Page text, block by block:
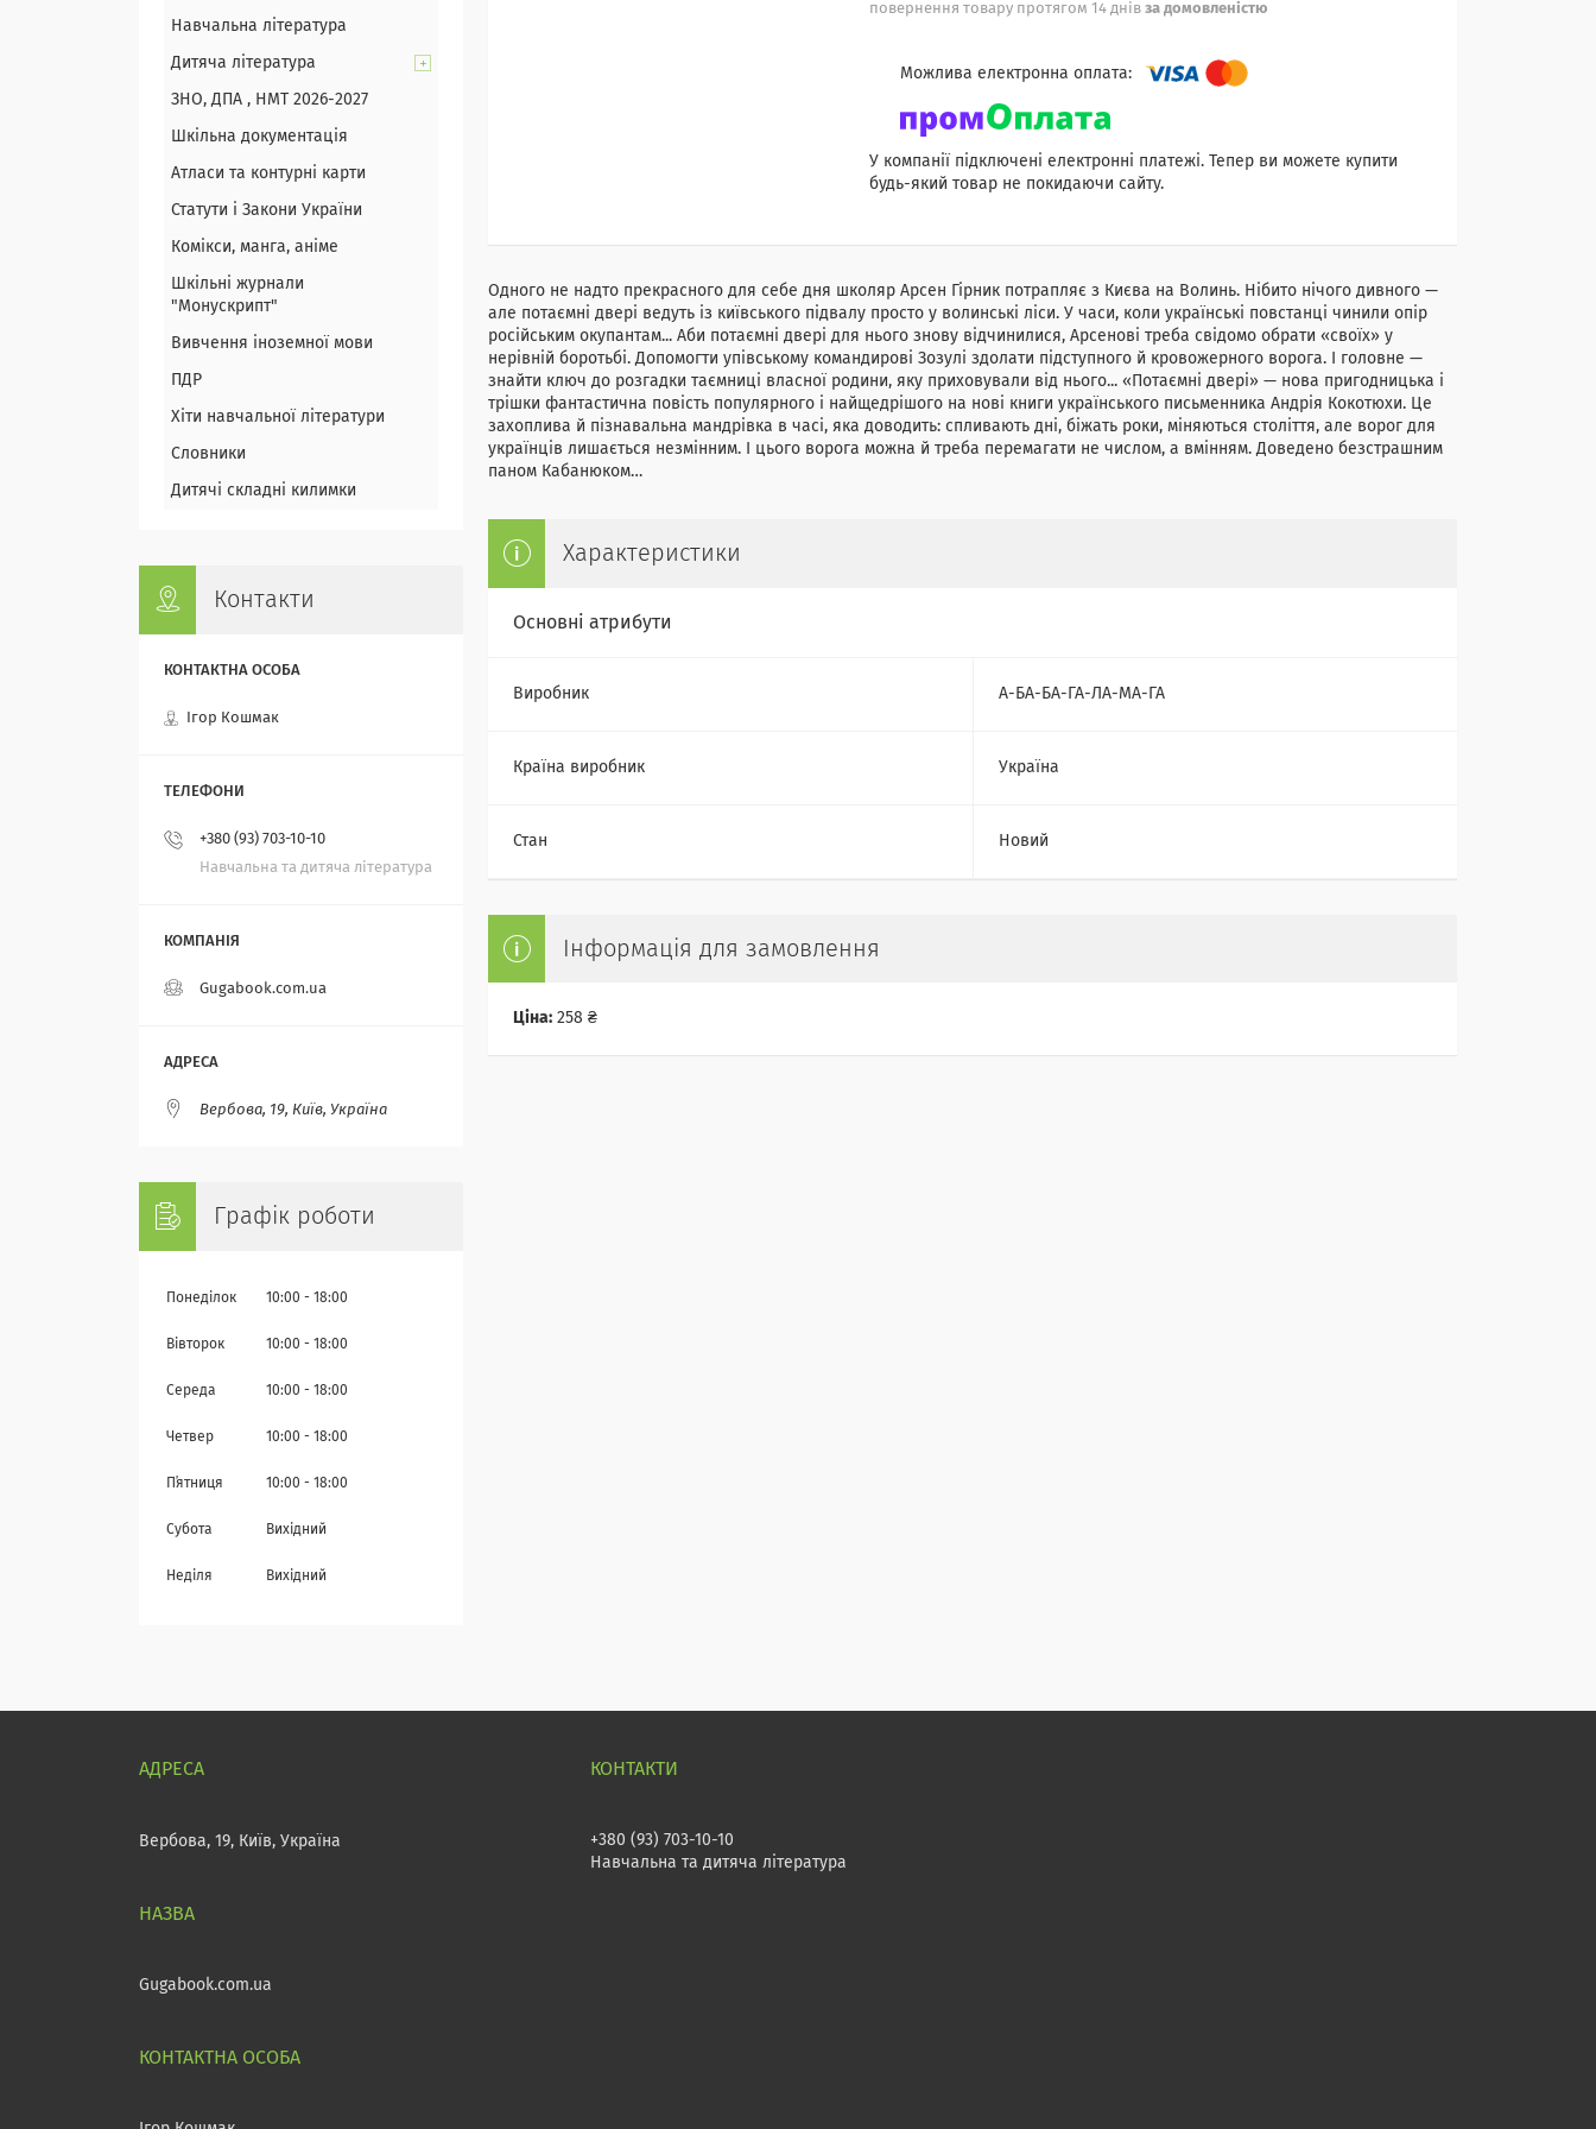
повернення товару протягом 14 днів за домовленістю
У компанії підключені електронні платежі. Тепер ви можете купити
будь-який товар не покидаючи сайту.
Одного не надто прекрасного для себе дня школяр Арсен Гірник потрапляє з Києва на Волинь. Нібито нічого дивного —
але потаємні двері ведуть із київського підвалу просто у волинські ліси. У часи, коли українські повстанці чинили опір
російським окупантам... Аби потаємні двері для нього знову відчинилися, Арсенові треба свідомо обрати «своїх» у
нерівній боротьбі. Допомогти упівському командирові Зозулі здолати підступного й кровожерного ворога. І головне —
знайти ключ до розгадки таємниці власної родини, яку приховували від нього... «Потаємні двері» — нова пригодницька і
трішки фантастична повість популярного і найщедрішого на нові книги українського письменника Андрія Кокотюхи. Це
захоплива й пізнавальна мандрівка в часі, яка доводить: спливають дні, біжать роки, міняються століття, але ворог для
українців лишається незмінним. І цього ворога можна й треба перемагати не числом, а вмінням. Доведено безстрашним
паном Кабанюком…
Характеристики
Основні атрибути
Виробник А-БА-БА-ГА-ЛА-МА-ГА
Країна виробник Україна
Стан Новий
Інформація для замовлення
Ціна: 258 ₴
Навчальна література
Дитяча література
ЗНО, ДПА , НМТ 2026-2027
Шкільна документація
Атласи та контурні карти
Статути і Закони України
Комікси, манга, аніме
Шкільні журнали
"Монускрипт"
Вивчення іноземної мови
ПДР
Хіти навчальної літератури
Словники
Дитячі складні килимки
Контакти
Ігор Кошмак
+380 (93) 703-10-10
Навчальна та дитяча література
Gugabook.com.ua
Вербова, 19, Київ, Україна
Графік роботи
Понеділок 10:00 18:00
Вівторок 10:00 18:00
Середа 10:00 18:00
Четвер 10:00 18:00
Пʼятниця 10:00 18:00
Субота Вихідний
Неділя Вихідний
Вербова, 19, Київ, Україна
Gugabook.com.ua
+380 (93) 703-10-10
Навчальна та дитяча література